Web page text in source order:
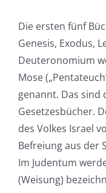
Die ersten fünf
Genesis, Exodus,
Deuteronomium
Mose
genannt. Das
Gesetzesbücher.
des Volkes Israel
Befreiung aus der
Im Judentum
(Weisung)